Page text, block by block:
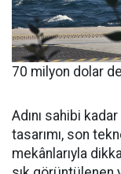
70 milyon dolar
Adını sahibi
tasarımı, son
mekânlarıyla